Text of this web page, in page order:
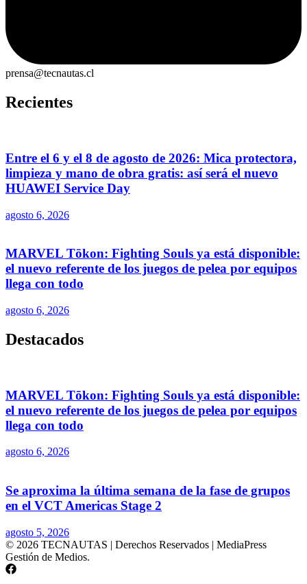
prensa@tecnautas.cl
Recientes
Entre el 6 y el 8 de agosto de 2026: Mica protectora,
limpieza y mano de obra gratis: así será el nuevo
HUAWEI Service Day
agosto 6, 2026
MARVEL Tōkon: Fighting Souls ya está disponible:
el nuevo referente de los juegos de pelea por equipos
llega con todo
agosto 6, 2026
Destacados
MARVEL Tōkon: Fighting Souls ya está disponible:
el nuevo referente de los juegos de pelea por equipos
llega con todo
agosto 6, 2026
Se aproxima la última semana de la fase de grupos
en el VCT Americas Stage 2
agosto 5, 2026
© 2026 TECNAUTAS | Derechos Reservados | MediaPress
Gestión de Medios.